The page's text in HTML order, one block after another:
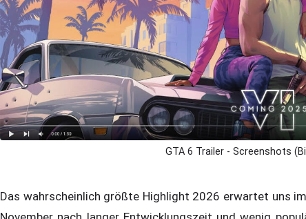
GTA 6 Trailer - Screenshots
Das wahrscheinlich größte Highlight 2026 erwartet uns